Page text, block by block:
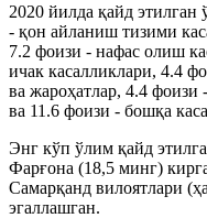
2020 йилда қайд
- қон айланиш тизими
7.2 фоизи - нафас олиш
ичак касалликлари, 4.4
ва жароҳатлар, 4.4 фоизи
ва 11.6 фоизи - бошқа
Энг кўп ўлим қайд
Фарғона (18,5 минг)
Самарқанд вилоятлари
эгаллашган.